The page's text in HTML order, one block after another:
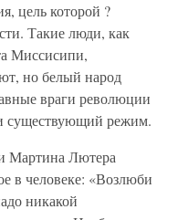
цель которой ?
Такие люди, как
Миссисипи,
но белый народ
враги революции
существующий режим.
Мартина Лютера
в человеке: «Возлюби
никакой